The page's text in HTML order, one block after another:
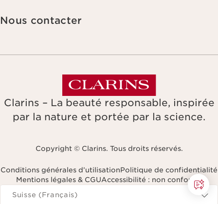
Nous contacter
Clarins – La beauté responsable, inspirée
par la nature et portée par la science.
Copyright © Clarins. Tous droits réservés.
Conditions générales d’utilisationPolitique de confidentialité
Mentions légales & CGUAccessibilité : non conforme
Naviguer vers
Suisse (Français)